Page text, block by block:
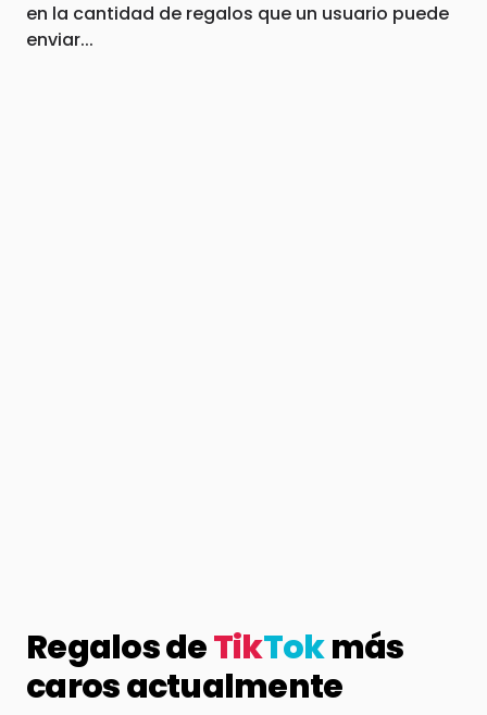
en la cantidad de regalos que un usuario puede
enviar...
Regalos deTikTokmás
caros actualmente